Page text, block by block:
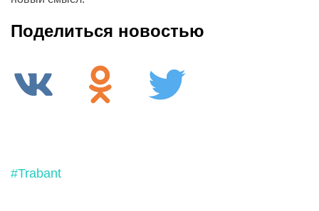
Поделиться новостью
#Trabant